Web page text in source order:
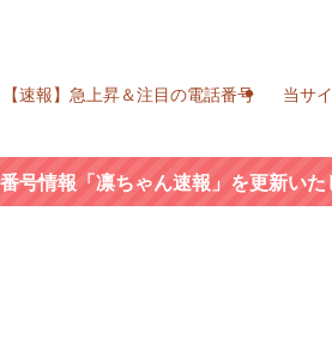
【速報】急上昇＆注目の電話番号 当サ
号情報「凛ちゃん速報」を更新いた